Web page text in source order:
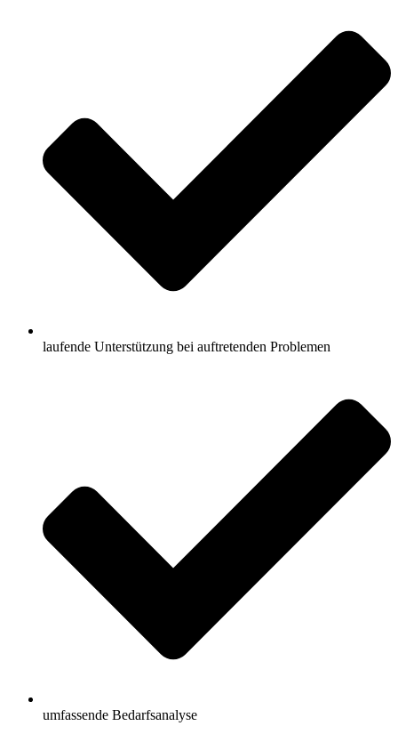
laufende Unterstützung bei auftretenden Problemen
umfassende Bedarfsanalyse